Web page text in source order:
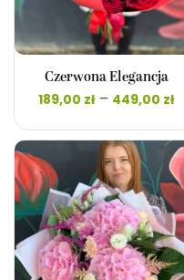
Czerwona Elegancja
189,00 zł – 449,00 zł